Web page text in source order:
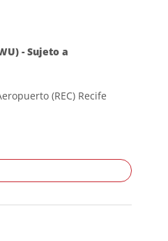
- Sujeto a
(REC) Recife